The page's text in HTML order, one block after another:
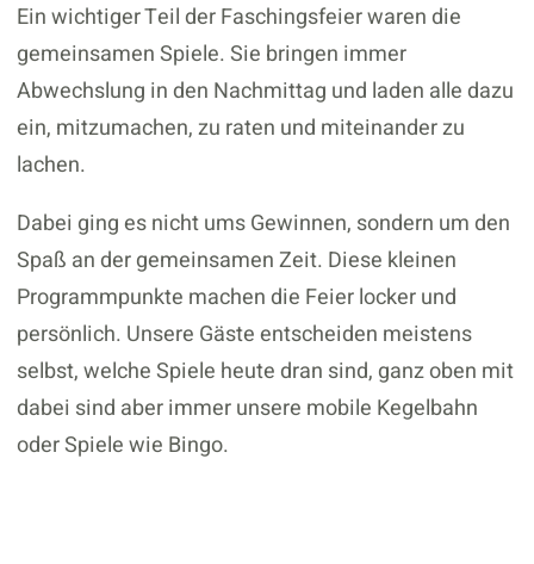
Ein wichtiger Teil der Faschingsfeier waren die
gemeinsamen Spiele. Sie bringen immer
Abwechslung in den Nachmittag und laden alle dazu
ein, mitzumachen, zu raten und miteinander zu
lachen.
Dabei ging es nicht ums Gewinnen, sondern um den
Spaß an der gemeinsamen Zeit. Diese kleinen
Programmpunkte machen die Feier locker und
persönlich. Unsere Gäste entscheiden meistens
selbst, welche Spiele heute dran sind, ganz oben mit
dabei sind aber immer unsere mobile Kegelbahn
oder Spiele wie Bingo.